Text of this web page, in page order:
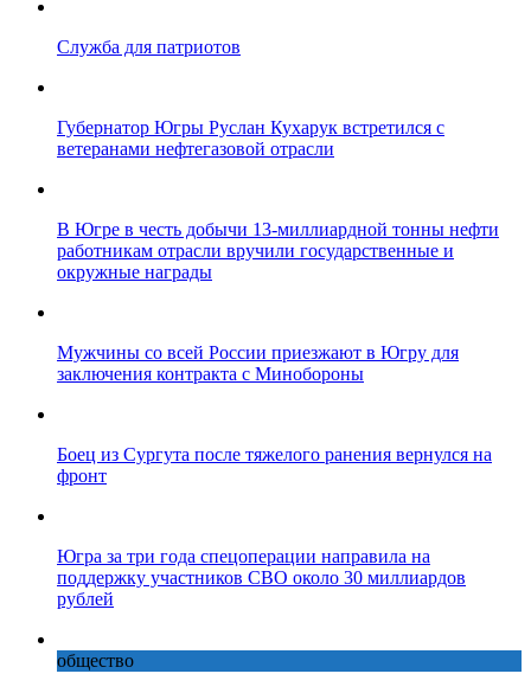
Служба для патриотов
Губернатор Югры Руслан Кухарук встретился с
ветеранами нефтегазовой отрасли
В Югре в честь добычи 13-миллиардной тонны нефти
работникам отрасли вручили государственные и
окружные награды
Мужчины со всей России приезжают в Югру для
заключения контракта с Минобороны
Боец из Сургута после тяжелого ранения вернулся на
фронт
Югра за три года спецоперации направила на
поддержку участников СВО около 30 миллиардов
рублей
общество